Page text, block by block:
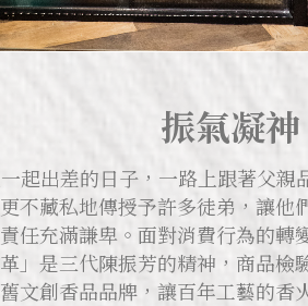
振氣凝
起出差的日子，一路上跟著父
不藏私地傳授予許多徒弟，讓
任充滿謙卑。面對消費行為的
」是三代陳振芳的精神，商品
文創香品品牌，讓百年工藝的香